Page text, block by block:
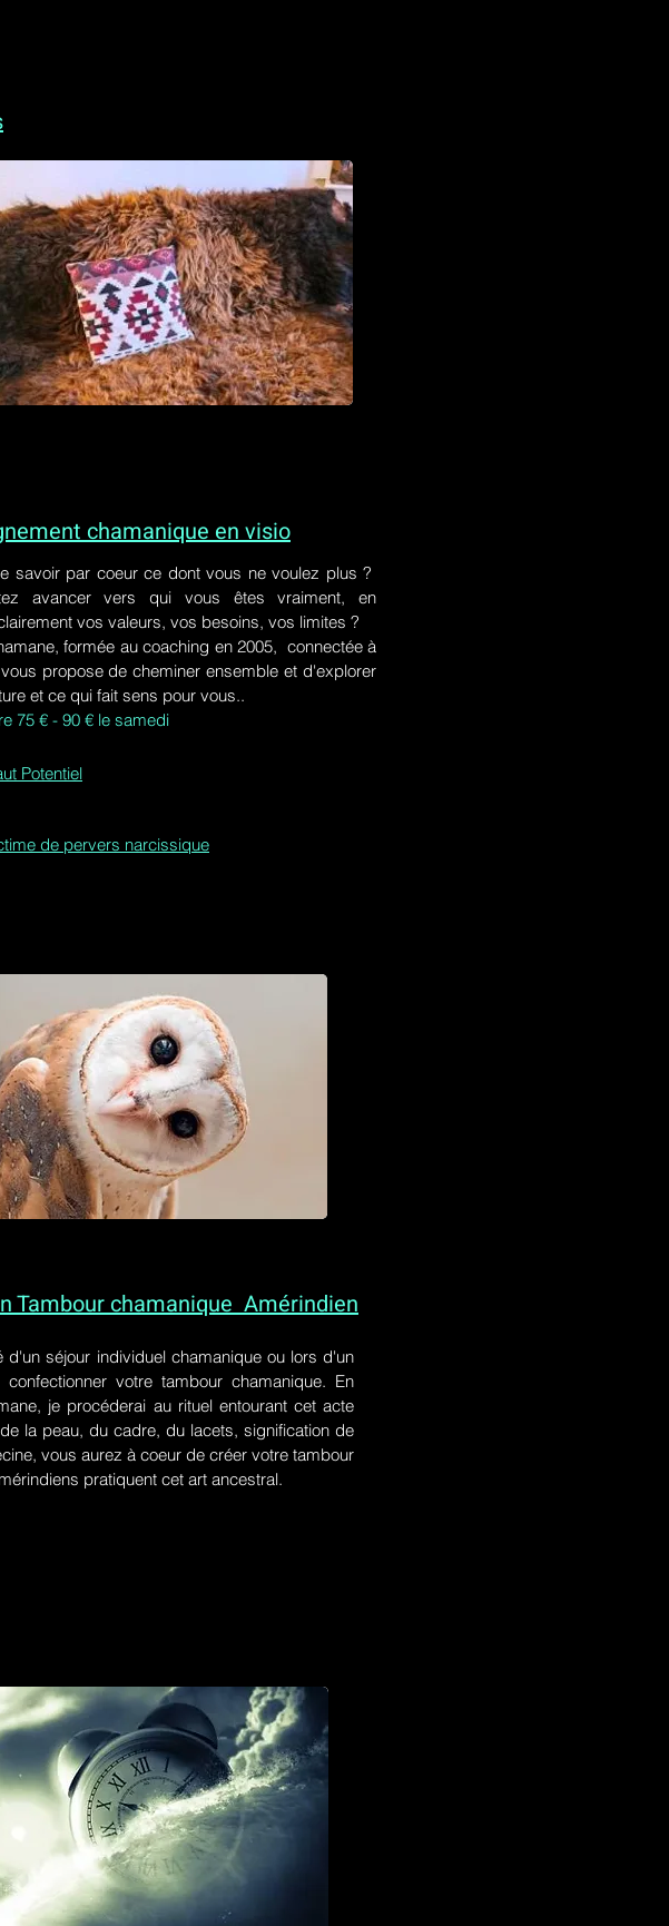
chamanique en visio
savoir par coeur ce dont vous ne voulez plus ?
avancer vers qui vous êtes vraiment, en
vos valeurs, vos besoins, vos limites ?
formée au coaching en 2005, connectée à
propose de cheminer ensemble et d'explorer
et ce qui fait sens pour vous..
75 € - 90 € le samedi
Potentiel
de pervers narcissique
Tambour chamanique Amérindien
d'unséjour individuel chamaniqueou lors d'un
votre tambour chamanique. En
je procéderai au rituel entourant cet acte
la peau, du cadre, du lacets, signification de
vous aurez à coeur de créer votre tambour
pratiquent cet art ancestral.